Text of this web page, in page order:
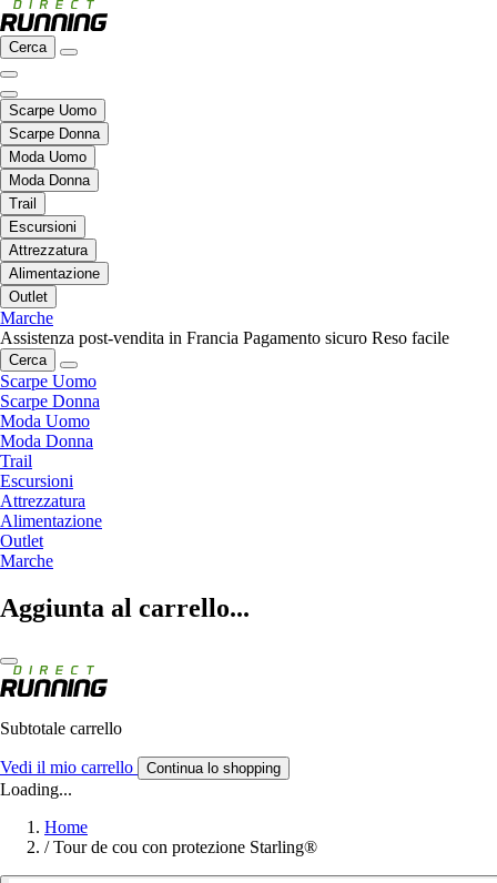
Cerca
Scarpe Uomo
Scarpe Donna
Moda Uomo
Moda Donna
Trail
Escursioni
Attrezzatura
Alimentazione
Outlet
Marche
Assistenza post-vendita in Francia Pagamento sicuro Reso facile
Cerca
Scarpe Uomo
Scarpe Donna
Moda Uomo
Moda Donna
Trail
Escursioni
Attrezzatura
Alimentazione
Outlet
Marche
Aggiunta al carrello...
Subtotale carrello
Vedi il mio carrello Continua lo shopping
Loading...
Home
/ Tour de cou con protezione Starling®